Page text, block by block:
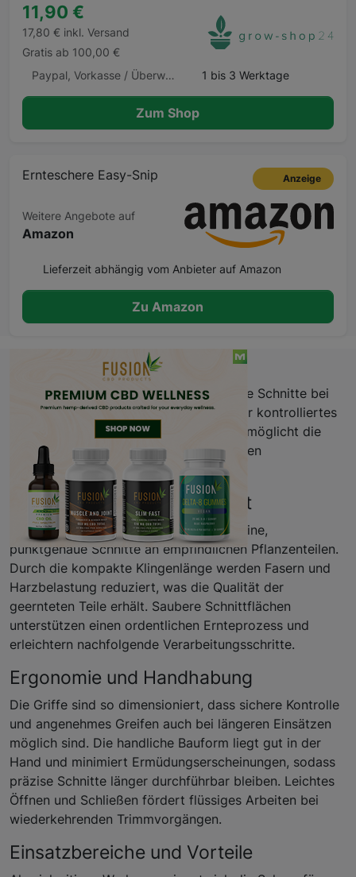
11,90 €
17,80 € inkl. Versand
Gratis ab 100,00 €
Paypal, Vorkasse / Überweisung, Kauf auf Rechnung, Klarna Sofortüberweisung, Kreditkarte, Amazon Pay, Barzahlung Barzahlen.de
1 bis 3 Werktage
Zum Shop
Ernteschere Easy-Snip Anzeige
Weitere Angebote auf
Amazon
Lieferzeit abhängig vom Anbieter auf Amazon
Zu Amazon
Beschreibung
Kleine, handliche Ernteschere für präzise Schnitte bei
Ernte- und Trimmarbeiten. Konzipiert für kontrolliertes
Handling und saubere Schnittkanten, ermöglicht die
Schere schnelles Arbeiten ohne unnötigen
Kraftaufwand.
Präzision und Schnittqualität
Die kurze, scharfe Klinge ist ideal für feine,
punktgenaue Schnitte an empfindlichen Pflanzenteilen.
Durch die kompakte Klingenlänge werden Fasern und
Harzbelastung reduziert, was die Qualität der
geernteten Teile erhält. Saubere Schnittflächen
unterstützen einen ordentlichen Ernteprozess und
erleichtern nachfolgende Verarbeitungsschritte.
Ergonomie und Handhabung
Die Griffe sind so dimensioniert, dass sichere Kontrolle
und angenehmes Greifen auch bei längeren Einsätzen
möglich sind. Die handliche Bauform liegt gut in der
Hand und minimiert Ermüdungserscheinungen, sodass
präzise Schnitte länger durchführbar bleiben. Leichtes
Öffnen und Schließen fördert flüssiges Arbeiten bei
wiederkehrenden Trimmvorgängen.
Einsatzbereiche und Vorteile